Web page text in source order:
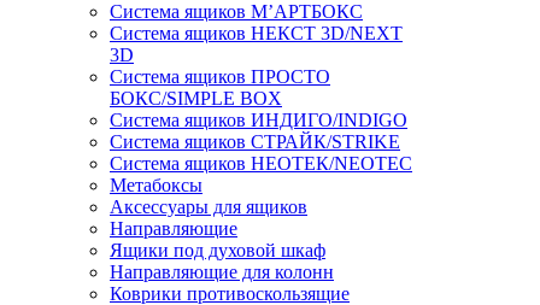
Система ящиков М’АРТБОКС
Система ящиков НЕКСТ 3D/NEXT
3D
Система ящиков ПРОСТО
БОКС/SIMPLE BOX
Система ящиков ИНДИГО/INDIGO
Система ящиков СТРАЙК/STRIKE
Система ящиков НЕОТЕК/NEOTEC
Метабоксы
Аксессуары для ящиков
Направляющие
Ящики под духовой шкаф
Направляющие для колонн
Коврики противоскользящие